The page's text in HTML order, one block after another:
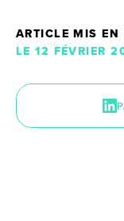
ARTICLE MIS EN
LE 12 FÉVRIER